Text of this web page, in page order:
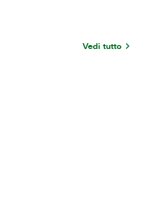
Vedi tutto